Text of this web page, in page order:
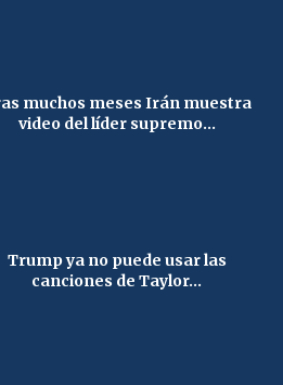
muchos meses Irán muestra
video del líder supremo...
Trump ya no puede usar las
canciones de Taylor...